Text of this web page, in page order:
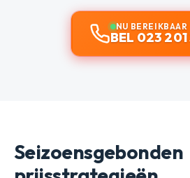
NU BEREIKBAAR
BEL 023
Seizoensgebonden